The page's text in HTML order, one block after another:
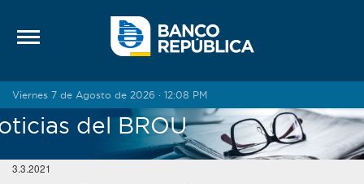
Viernes 7 de Agosto de 2026 · 12:08 PM
del BROU
3.3.2021